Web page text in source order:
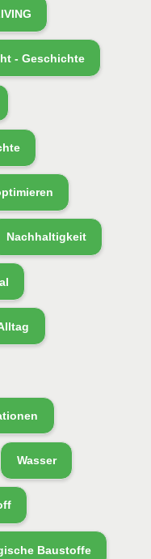
- Geschichte
Nachhaltigkeit
Wasser
Baustoffe